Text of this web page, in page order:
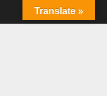
Translate »